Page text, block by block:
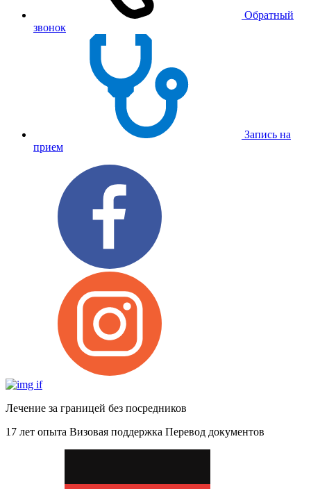
Обратный
звонок
Запись на
прием
Лечение за границей без посредников
17 лет опыта Визовая поддержка Перевод документов